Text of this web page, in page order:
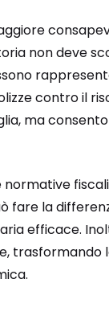
non deve
contro il
ma
normative
fare la
efficace.
trasformando